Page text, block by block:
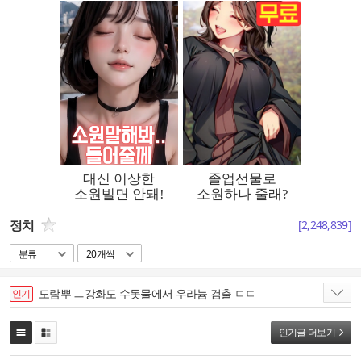
정치 [2,248,839]
분류 20개씩
인기 도람뿌 ㅡ강화도 수돗물에서 우라늄 검출 ㄷㄷ
인기글 더보기